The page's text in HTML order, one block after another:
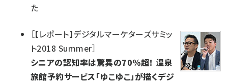
た
［【レポート】デジタルマーケターズサミッ
ト2018 Summer］
シニアの認知率は驚異の70％超！ 温泉
旅館予約サービス「ゆこゆこ」が描くデジ